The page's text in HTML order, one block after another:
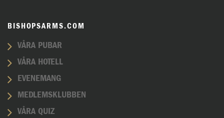
BISHOPSARMS.COM
VÅRA PUBAR
VÅRA HOTELL
EVENEMANG
MEDLEMSKLUBBEN
VÅRA QUIZ